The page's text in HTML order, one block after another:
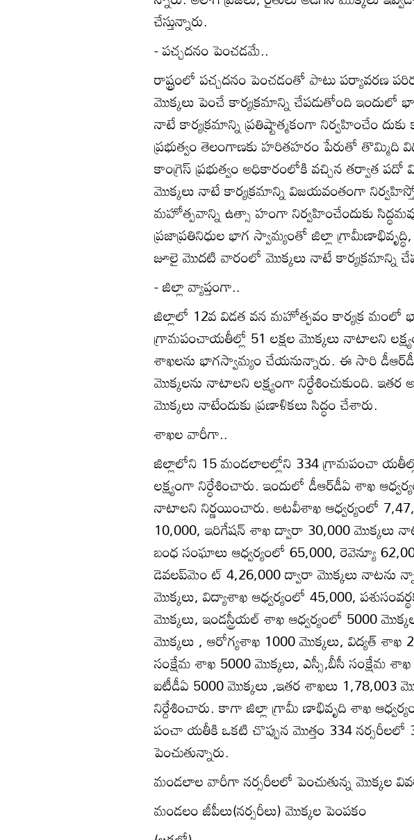
చేస్తున్నారు.
- పచ్చదనం పెంచడమే..
రాష్ట్రంలో పచ్చదనం పెంచడంతో పాటు పర్యావరణ
మొక్కలు పెంచే కార్యక్రమాన్ని చేపడుతోంది
నాటే కార్యక్రమాన్ని ప్రతిష్టాత్మకంగా నిర్వహించేం
ప్రభుత్వం తెలంగాణకు హరితహరం పేరుతో తొమ్మిది
కాంగ్రెస్‌ ప్రభుత్వం అధికారంలోకి వచ్చిన తర్వాత
మొక్కలు నాటే కార్యక్రమాన్ని విజయవంతంగా
మహోత్పవాన్ని ఉత్సా హంగా నిర్వహించేందుకు
ప్రజాప్రతినిధుల భాగ స్వామ్యంతో జిల్లా
జూలై మొదటి వారంలో మొక్కలు నాటే కార్యక్రమాన్ని
- జిల్లా వ్యాప్తంగా..
జిల్లాలో 12వ విడత వన మహోత్పవం కార్యక్ర
గ్రామపంచాయతీల్లో 51 లక్షల మొక్కలు నాటాలని
శాఖలను భాగస్వామ్యం చేయనున్నారు. ఈ సారి
మొక్కలను నాటాలని లక్ష్యంగా నిర్ధేశించుకుంది.
మొక్కలు నాటేందుకు ప్రణాళికలు సిద్ధం చేశారు.
శాఖల వారీగా..
జిల్లాలోని 15 మండలాలల్లోని 334 గ్రామపంచా
లక్ష్యంగా నిర్ధేశించారు. ఇందులో డీఆర్‌డీఏ శాఖ
నాటాలని నిర్ణయించారు. అటవీశాఖ ఆధ్వర్యంలో
10,000, ఇరిగేషన్‌ శాఖ ద్వారా 30,000 మొక్కలు
బంధ సంఘాలు ఆధ్వర్యంలో 65,000, రెవెన్యూ
డెవలప్‌మెం ట్‌ 4,26,000 ద్వారా మొక్కలు నాటను
మొక్కలు, విద్యాశాఖ ఆధ్వర్యంలో 45,000,
మొక్కలు, ఇండస్ట్రీయల్‌ శాఖ ఆధ్వర్యంలో 5000
మొక్కలు , ఆరోగ్యశాఖ 1000 మొక్కలు, విద్యత్‌ శాఖ
సంక్షేమ శాఖ 5000 మొక్కలు, ఎస్సీ,బీసీ సంక్షేమ
ఐటీడీఏ 5000 మొక్కలు ,ఇతర శాఖలు 1,78,003
నిర్దేశించారు. కాగా జిల్లా గ్రామీ ణాభివృది శాఖ
పంచా యతీకి ఒకటి చొప్పున మొత్తం 334 నర్సరీలలో
పెంచుతున్నారు.
మండలాల వారీగా నర్సరీలలో పెంచుతున్న మొక్కల
మండలం జీపీలు(నర్సరీలు) మొక్కల పెంపకం